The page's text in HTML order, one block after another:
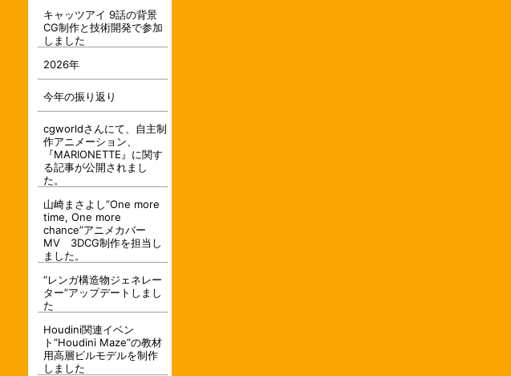
キャッツアイ 9話の背景
CG制作と技術開発で参加
しました
2026年
今年の振り返り
cgworldさんにて、自主制
作アニメーション、
『MARIONETTE』に関す
る記事が公開されまし
た。
山崎まさよし”One more
time, One more
chance”アニメカバー
MV 3DCG制作を担当し
ました。
“レンガ構造物ジェネレー
ター”アップデートしまし
た
Houdini関連イベン
ト”Houdini Maze”の教材
用高層ビルモデルを制作
しました